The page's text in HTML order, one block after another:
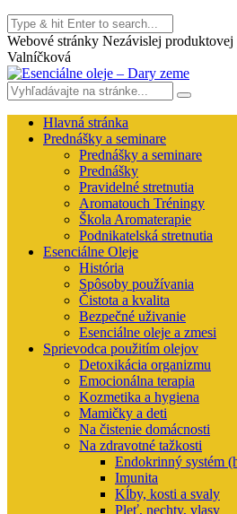
Webové stránky Nezávislej
Valníčková
Hlavná stránka
Prednášky a seminare
Prednášky a seminare
Prednášky
Pravidelné stretnutia
Aromatouch Tréningy
Škola Aromaterapie
Podnikatelská stretnutia
Esenciálne Oleje
História
Spôsoby používania
Čistota a kvalita
Bezpečné uživanie
Esenciálne oleje a zmesi
Sprievodca použitím olejov
Detoxikácia organizmu
Emocionálna terapia
Kozmetika a hygiena
Mamičky a deti
Na čistenie domácnosti
Na zdravotné tažkosti
Endokrinný systém
Imunita
Kĺby, kosti a svaly
Pleť, nechty, vlasy